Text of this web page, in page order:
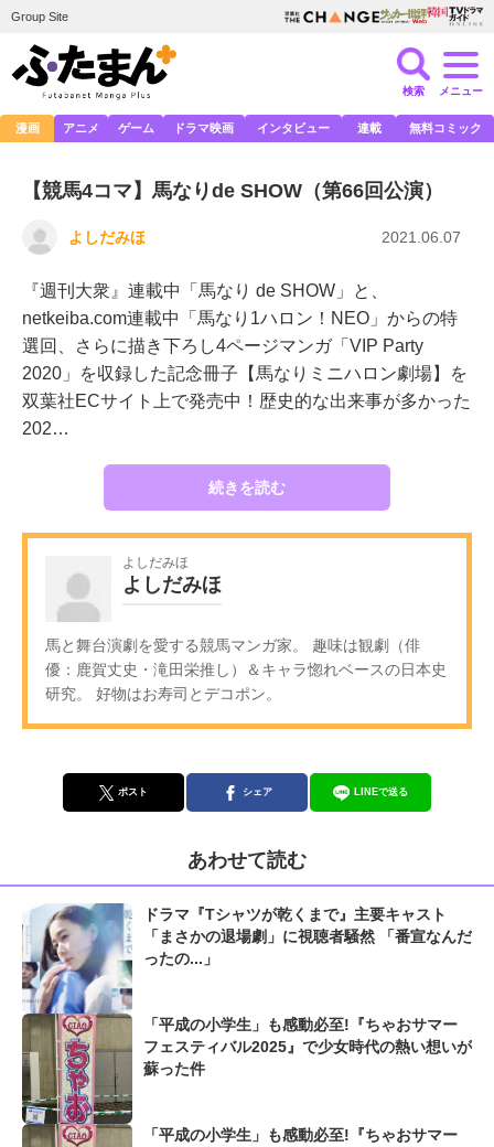
Group Site
検索 メニュー
漫画 アニメ ゲーム ドラマ映画 インタビュー 連載 無料コミック
【競馬4コマ】馬なりde SHOW（第66回公演）
よしだみほ 2021.06.07
『週刊大衆』連載中「馬なり de SHOW」と、
netkeiba.com連載中「馬なり1ハロン！NEO」からの特
選回、さらに描き下ろし4ページマンガ「VIP Party
2020」を収録した記念冊子【馬なりミニハロン劇場】を
双葉社ECサイト上で発売中！歴史的な出来事が多かった
202…
続きを読む
よしだみほ
よしだみほ
馬と舞台演劇を愛する競馬マンガ家。 趣味は観劇（俳
優：鹿賀丈史・滝田栄推し）＆キャラ惚れベースの日本史
研究。 好物はお寿司とデコポン。
ポスト シェア LINEで送る
あわせて読む
ドラマ『Tシャツが乾くまで』主要キャスト
「まさかの退場劇」に視聴者騒然 「番宣なんだ
ったの...」
「平成の小学生」も感動必至!『ちゃおサマー
フェスティバル2025』で少女時代の熱い想いが
蘇った件
「平成の小学生」も感動必至!『ちゃおサマー